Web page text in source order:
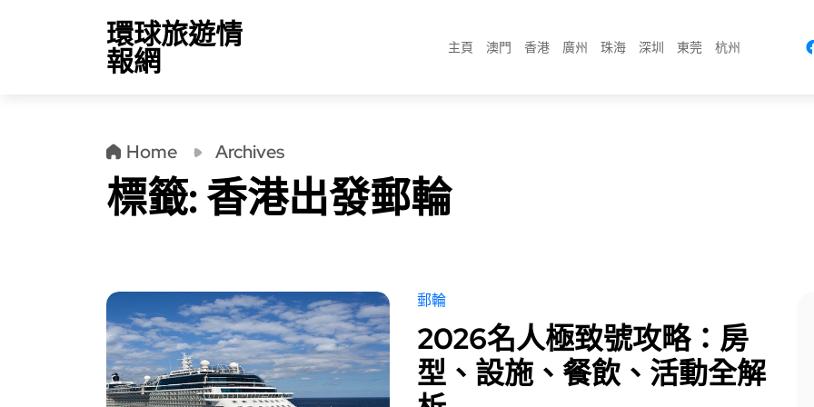
環球旅遊情
報網 主頁 澳門 香港 廣州 珠海 深圳 東莞 杭州
Home Archives
標籤:香港出發郵輪
郵輪
2026名人極致號攻略：房
型、設施、餐飲、活動全解